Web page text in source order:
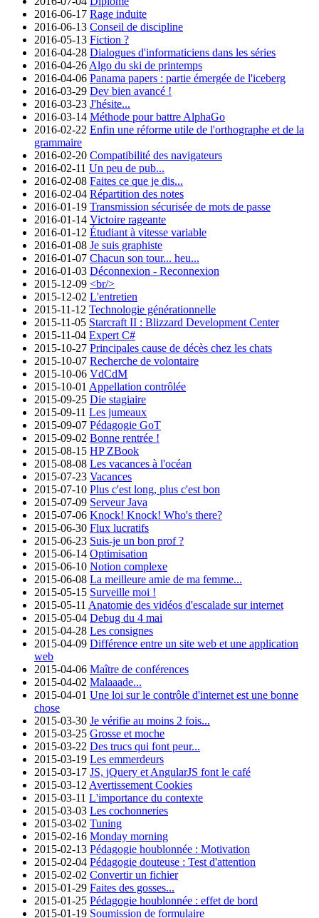
2016-06-17 Rage induite
2016-06-13 Conseil de discipline
2016-05-13 Fiction ?
2016-04-28 Dialogues d'informaticiens dans les séries
2016-04-26 Algo du ski de printemps
2016-04-06 Panama papers : partie émergée de l'iceberg
2016-03-29 Dev bien avancé !
2016-03-23 J'hésite...
2016-03-14 Méthode pour battre AlphaGo
2016-02-22 Enfin une réforme utile de l'orthographe et de la
grammaire
2016-02-20 Compatibilité des navigateurs
2016-02-11 Un peu de pub...
2016-02-08 Faites ce que je dis...
2016-02-04 Répartition des notes
2016-01-19 Transmission sécurisée de mots de passe
2016-01-14 Victoire rageante
2016-01-12 Étudiant à vitesse variable
2016-01-08 Je suis graphiste
2016-01-07 Chacun son tour... heu...
2016-01-03 Déconnexion - Reconnexion
2015-12-09 <br/>
2015-12-02 L'entretien
2015-11-12 Technologie générationnelle
2015-11-05 Starcraft II : Blizzard Development Center
2015-11-04 Expert C#
2015-10-27 Principales cause de décès chez les chats
2015-10-07 Recherche de volontaire
2015-10-06 VdCdM
2015-10-01 Appellation contrôlée
2015-09-25 Die stagiaire
2015-09-11 Les jumeaux
2015-09-07 Pédagogie GoT
2015-09-02 Bonne rentrée !
2015-08-15 HP ZBook
2015-08-08 Les vacances à l'océan
2015-07-23 Vacances
2015-07-10 Plus c'est long, plus c'est bon
2015-07-09 Serveur Java
2015-07-06 Knock! Knock! Who's there?
2015-06-30 Flux lucratifs
2015-06-23 Suis-je un bon prof ?
2015-06-14 Optimisation
2015-06-10 Notion complexe
2015-06-08 La meilleure amie de ma femme...
2015-05-15 Surveille moi !
2015-05-11 Anatomie des vidéos d'escalade sur internet
2015-05-04 Debug du 4 mai
2015-04-28 Les consignes
2015-04-09 Différence entre un site web et une application
web
2015-04-06 Maître de conférences
2015-04-02 Malaaade...
2015-04-01 Une loi sur le contrôle d'internet est une bonne
chose
2015-03-30 Je vérifie au moins 2 fois...
2015-03-25 Grosse et moche
2015-03-22 Des trucs qui font peur...
2015-03-19 Les emmerdeurs
2015-03-17 JS, jQuery et AngularJS font le café
2015-03-12 Avertissement Cookies
2015-03-11 L'importance du contexte
2015-03-03 Les cochonneries
2015-03-02 Tuning
2015-02-16 Monday morning
2015-02-13 Pédagogie houblonnée : Motivation
2015-02-04 Pédagogie douteuse : Test d'attention
2015-02-02 Convertir un fichier
2015-01-29 Faites des gosses...
2015-01-25 Pédagogie houblonnée : effet de bord
2015-01-19 Soumission de formulaire